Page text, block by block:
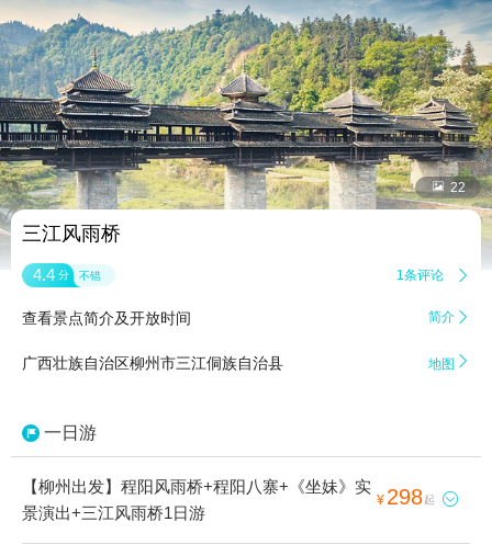
 22
三江风雨桥
4.4 分 不错 1条评论 
查看景点简介及开放时间 简介 
广西壮族自治区柳州市三江侗族自治县 地图 
一日游
【柳州出发】程阳风雨桥+程阳八寨+《坐妹》实
景演出+三江风雨桥1日游
¥ 298起 
